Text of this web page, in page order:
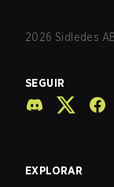
2026 Sidledes
SEGUIR
EXPLORAR